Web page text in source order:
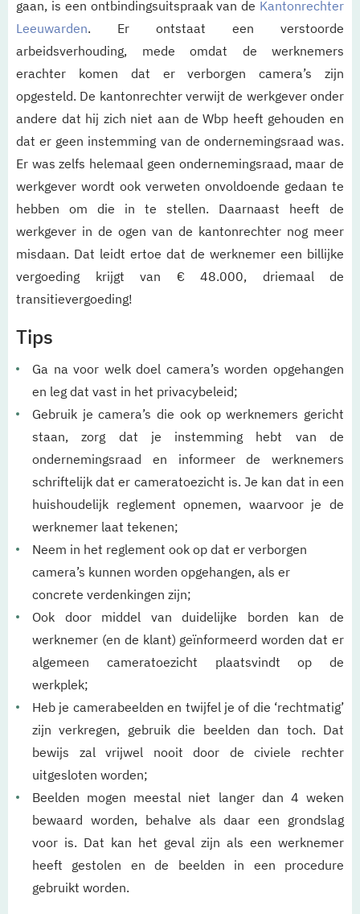
gaan, is een ontbindingsuitspraak van de Kantonrechter
Leeuwarden. Er ontstaat een verstoorde
arbeidsverhouding, mede omdat de werknemers
erachter komen dat er verborgen camera’s zijn
opgesteld. De kantonrechter verwijt de werkgever onder
andere dat hij zich niet aan de Wbp heeft gehouden en
dat er geen instemming van de ondernemingsraad was.
Er was zelfs helemaal geen ondernemingsraad, maar de
werkgever wordt ook verweten onvoldoende gedaan te
hebben om die in te stellen. Daarnaast heeft de
werkgever in de ogen van de kantonrechter nog meer
misdaan. Dat leidt ertoe dat de werknemer een billijke
vergoeding krijgt van € 48.000, driemaal de
transitievergoeding!
Tips
Ga na voor welk doel camera’s worden opgehangen
en leg dat vast in het privacybeleid;
Gebruik je camera’s die ook op werknemers gericht
staan, zorg dat je instemming hebt van de
ondernemingsraad en informeer de werknemers
schriftelijk dat er cameratoezicht is. Je kan dat in een
huishoudelijk reglement opnemen, waarvoor je de
werknemer laat tekenen;
Neem in het reglement ook op dat er verborgen
camera’s kunnen worden opgehangen, als er
concrete verdenkingen zijn;
Ook door middel van duidelijke borden kan de
werknemer (en de klant) geïnformeerd worden dat er
algemeen cameratoezicht plaatsvindt op de
werkplek;
Heb je camerabeelden en twijfel je of die ‘rechtmatig’
zijn verkregen, gebruik die beelden dan toch. Dat
bewijs zal vrijwel nooit door de civiele rechter
uitgesloten worden;
Beelden mogen meestal niet langer dan 4 weken
bewaard worden, behalve als daar een grondslag
voor is. Dat kan het geval zijn als een werknemer
heeft gestolen en de beelden in een procedure
gebruikt worden.